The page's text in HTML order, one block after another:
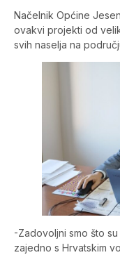
Načelnik Općine
ovakvi projekti od
svih naselja na
-Zadovoljni smo što
zajedno s Hrvatskim